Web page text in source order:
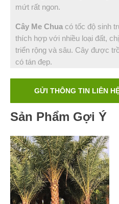
mứt rất ngon.
Cây Me Chua có tốc độ sinh
thích hợp với nhiều loại đất,
triển rộng và sâu. Cây được
có tán đẹp.
GỬI THÔNG TIN LIÊN
Sản Phẩm Gợi Ý